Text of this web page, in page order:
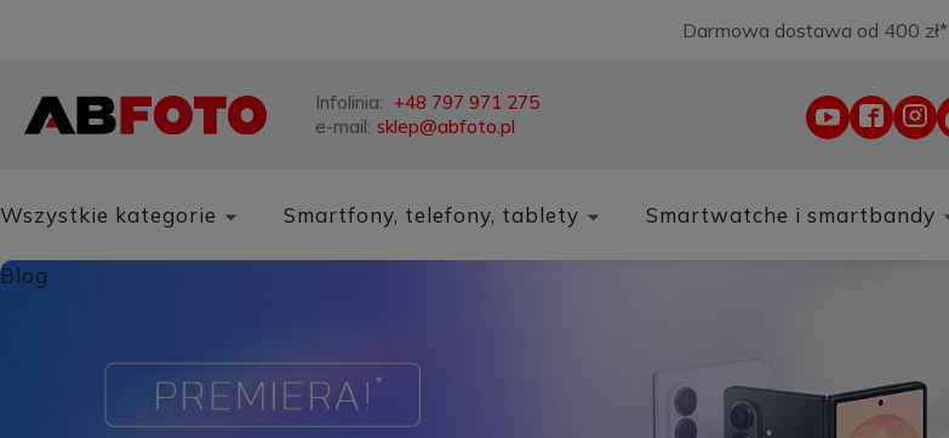
Darmowa dostawa od 400 zł*
Infolinia: +48 797 971 275
e-mail: sklep@abfoto.pl
Wszystkie kategorie Smartfony, telefony, tablety Smartwatche i smartbandy
Blog